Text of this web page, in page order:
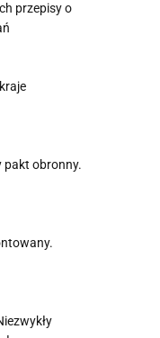
przepisy o
pakt obronny.